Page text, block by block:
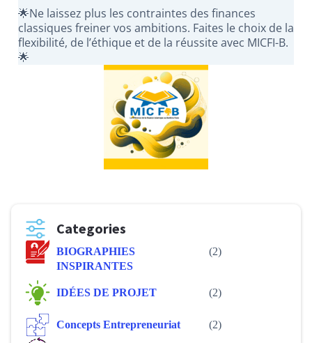
🌟Ne laissez plus les contraintes des finances
classiques freiner vos ambitions. Faites le choix de la
flexibilité, de l’éthique et de la réussite avec MICFI-B.
🌟
Categories
BIOGRAPHIES
INSPIRANTES
(2)
IDÉES DE PROJET (2)
Concepts Entrepreneuriat (2)